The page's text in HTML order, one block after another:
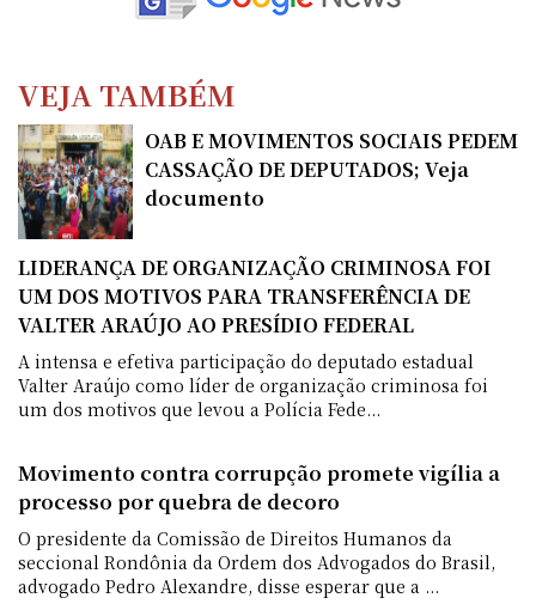
VEJA TAMBÉM
OAB E MOVIMENTOS SOCIAIS PEDEM
CASSAÇÃO DE DEPUTADOS; Veja
documento
LIDERANÇA DE ORGANIZAÇÃO CRIMINOSA FOI
UM DOS MOTIVOS PARA TRANSFERÊNCIA DE
VALTER ARAÚJO AO PRESÍDIO FEDERAL
A intensa e efetiva participação do deputado estadual
Valter Araújo como líder de organização criminosa foi
um dos motivos que levou a Polícia Fede...
Movimento contra corrupção promete vigília a
processo por quebra de decoro
O presidente da Comissão de Direitos Humanos da
seccional Rondônia da Ordem dos Advogados do Brasil,
advogado Pedro Alexandre, disse esperar que a ...